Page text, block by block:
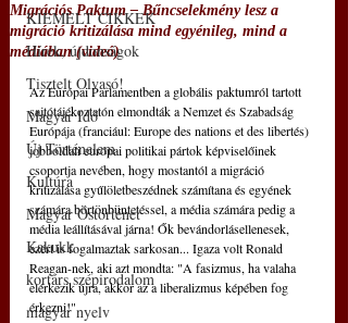
KIEMELT CIKKEK
Hírek, újdonságok
Tisztelt Olvasó!
Magyar Idő
Új Történelem
Kultúra
Magyar Őstörténet
Kakukk
kortárs szépirodalom
magyar nyelv
Migrációs Paktum – Bűncselekmény lesz a
migráció kritizálása mind egyénileg, mind a
médiában (videó)
Az Európai Parlamentben a globális paktumról tartott
sajtótájékoztatón elmondták a Nemzet és Szabadság
Európája (franciául: Europe des nations et des libertés)
jobboldali európai politikai pártok képviselőinek
csoportja nevében, hogy mostantól a migráció
kritizálása gyűlöletbeszédnek számítana és egyének
számára börtönbüntetéssel, a média számára pedig a
média leállításával járna! Ők bevándorlásellenesek,
ezért is fogalmaztak sarkosan... Igaza volt Ronald
Reagan-nek, aki azt mondta: "A fasizmus, ha valaha
elérkezik újra, akkor az a liberalizmus képében fog
érkezni!"